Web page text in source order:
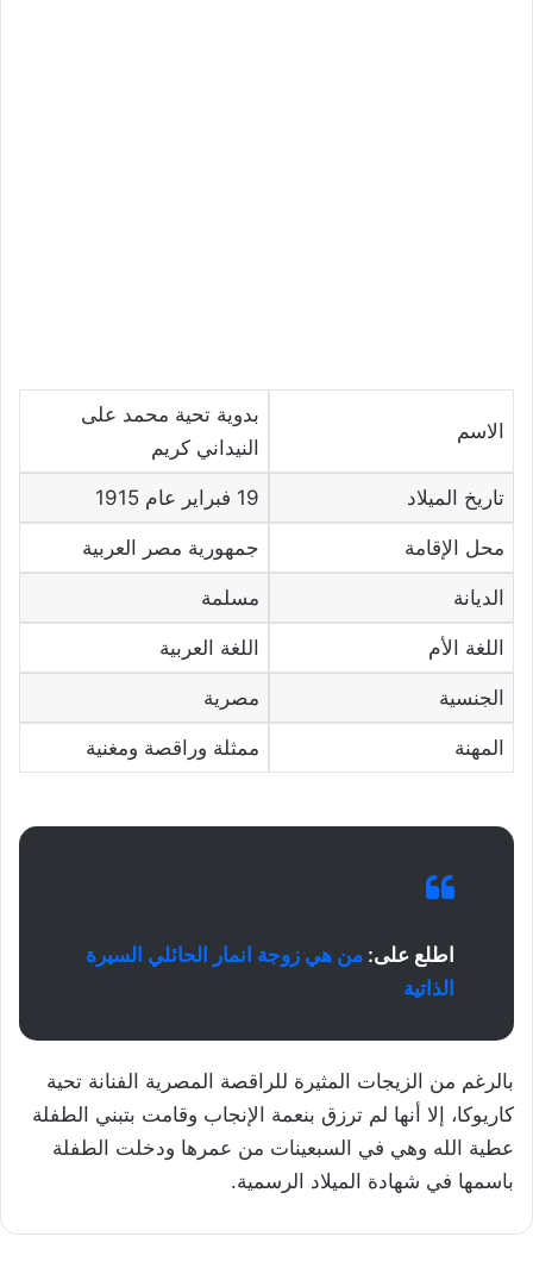
الاسم
بدوية تحية محمد على
النيداني كريم
تاريخ الميلاد 19 فبراير عام 1915
محل الإقامة جمهورية مصر العربية
الديانة مسلمة
اللغة الأم اللغة العربية
الجنسية مصرية
المهنة ممثلة وراقصة ومغنية
اطلع على: من هي زوجة انمار الحائلي السيرة
الذاتية
بالرغم من الزيجات المثيرة للراقصة المصرية الفنانة تحية
كاريوكا، إلا أنها لم ترزق بنعمة الإنجاب وقامت بتبني الطفلة
عطية الله وهي في السبعينات من عمرها ودخلت الطفلة
باسمها في شهادة الميلاد الرسمية.